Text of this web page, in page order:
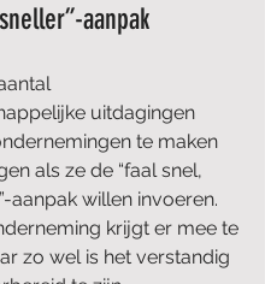
aanpak
uitdagingen
te maken
als ze de “faal snel,
aanpak willen invoeren.
krijgt er mee te
zo wel is het verstandig